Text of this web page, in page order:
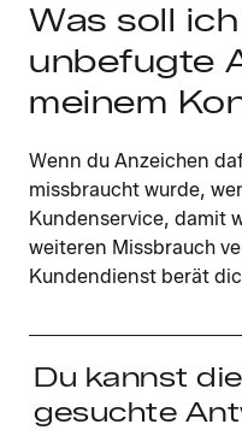
Was soll
unbefugte
meinem
Wenn du Anzeichen
missbraucht wurde,
Kundenservice, damit
weiteren Missbrauch
Kundendienst berät
Du kannst die
gesuchte